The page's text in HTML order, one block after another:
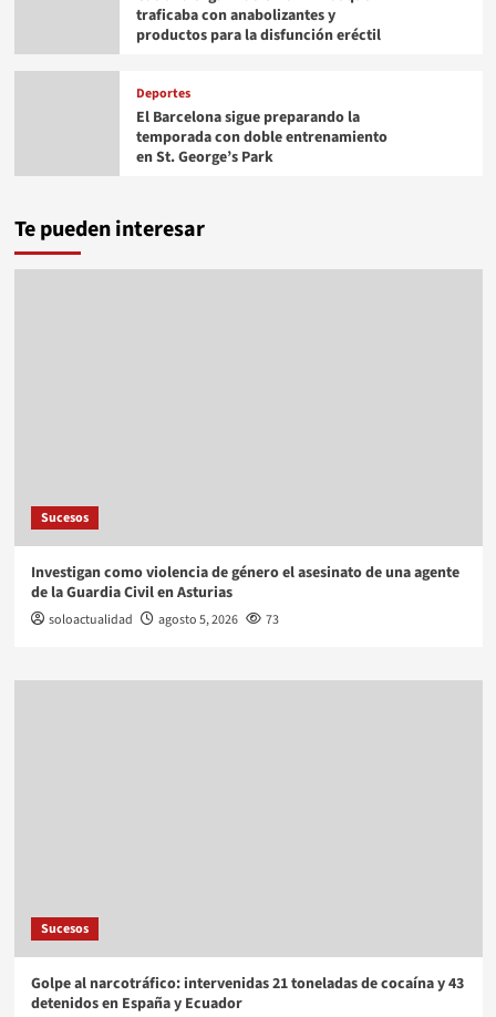
traficaba con anabolizantes y
productos para la disfunción eréctil
Deportes
El Barcelona sigue preparando la
temporada con doble entrenamiento
en St. George’s Park
Te pueden interesar
Sucesos
Investigan como violencia de género el asesinato de una agente
de la Guardia Civil en Asturias
soloactualidad agosto 5, 2026 73
Sucesos
Golpe al narcotráfico: intervenidas 21 toneladas de cocaína y 43
detenidos en España y Ecuador